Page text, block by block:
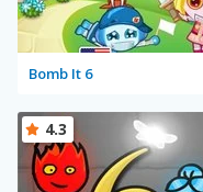
Bomb It 6
4.3